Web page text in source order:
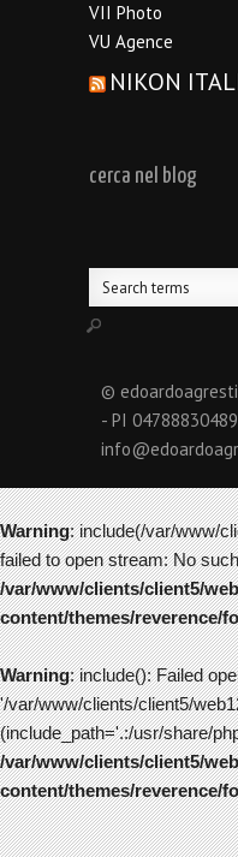
VII Photo
VU Agence
NIKON
cerca nel blog
©
- PI
Warning: include(/var/www/
failed to open stream: No
/var/www/clients/client5/
content/themes/reverence/
Warning: include(): Failed
'/var/www/clients/client5/
(include_path='.:/usr/share/
/var/www/clients/client5/
content/themes/reverence/